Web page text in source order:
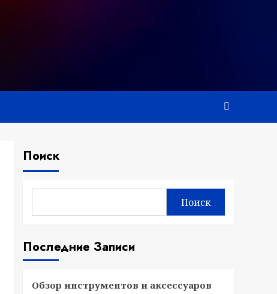
Поиск
Поиск
Последние Записи
Обзор инструментов и аксессуаров